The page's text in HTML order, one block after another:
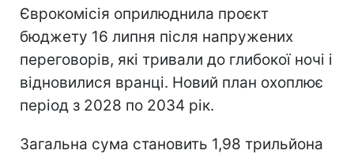
Єврокомісія оприлюднила проєкт
бюджету 16 липня після напружених
переговорів, які тривали до глибокої ночі і
відновилися вранці. Новий план охоплює
період з 2028 по 2034 рік.
Загальна сума становить 1,98 трильйона